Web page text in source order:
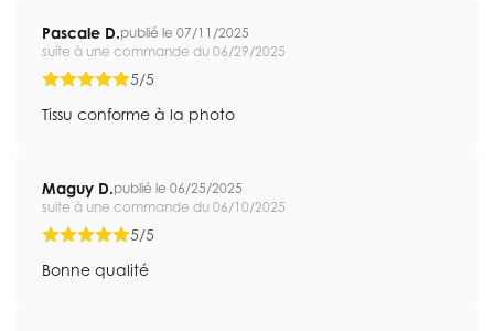
Pascale D.publié le 07/11/2025
suite à une commande du 06/29/2025
5/5
Tissu conforme à la photo
Maguy D.publié le 06/25/2025
suite à une commande du 06/10/2025
5/5
Bonne qualité